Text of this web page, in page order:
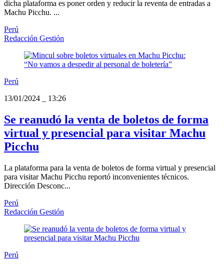
dicha plataforma es poner orden y reducir la reventa de entradas a
Machu Picchu. ...
Perú
Redacción Gestión
Perú
13/01/2024
13:26
Se reanudó la venta de boletos de forma
virtual y presencial para visitar Machu
Picchu
La plataforma para la venta de boletos de forma virtual y presencial
para visitar Machu Picchu reportó inconvenientes técnicos.
Dirección Desconc...
Perú
Redacción Gestión
Perú